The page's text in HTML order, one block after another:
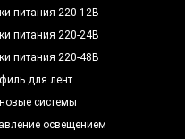
питания 220-12В
питания 220-24В
питания 220-48В
для лент
системы
освещением